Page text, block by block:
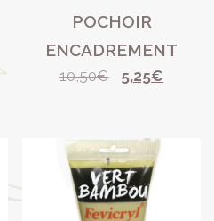
POCHOIR
ENCADREMENT
10,50€
Le
était :
10,50€.
5,25€